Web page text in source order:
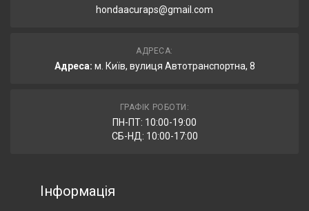
hondaacuraps@gmail.com
АДРЕСА:
Адреса: м. Київ, вулиця Автотранспортна, 8
ГРАФІК РОБОТИ:
ПН-ПТ: 10:00-19:00
СБ-НД: 10:00-17:00
Інформація